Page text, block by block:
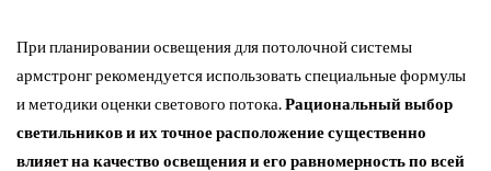
При планировании освещения для потолочной системы
армстронг рекомендуется использовать специальные формулы
и методики оценки светового потока. Рациональный выбор
светильников и их точное расположение существенно
влияет на качество освещения и его равномерность по всей